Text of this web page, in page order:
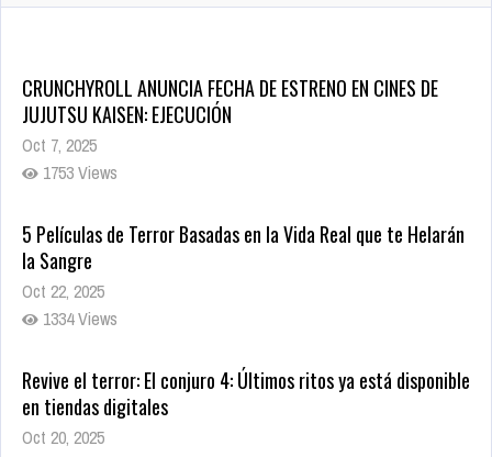
CRUNCHYROLL ANUNCIA FECHA DE ESTRENO EN CINES DE
JUJUTSU KAISEN: EJECUCIÓN
1753 Views
5 Películas de Terror Basadas en la Vida Real que te Helarán
la Sangre
Oct 22, 2025
1334 Views
Revive el terror: El conjuro 4: Últimos ritos ya está disponible
en tiendas digitales